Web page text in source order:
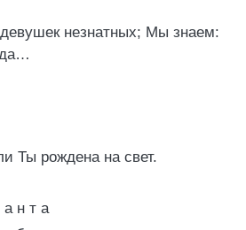
незнатных; Мы знаем:
Ты рождена на свет.
н т а